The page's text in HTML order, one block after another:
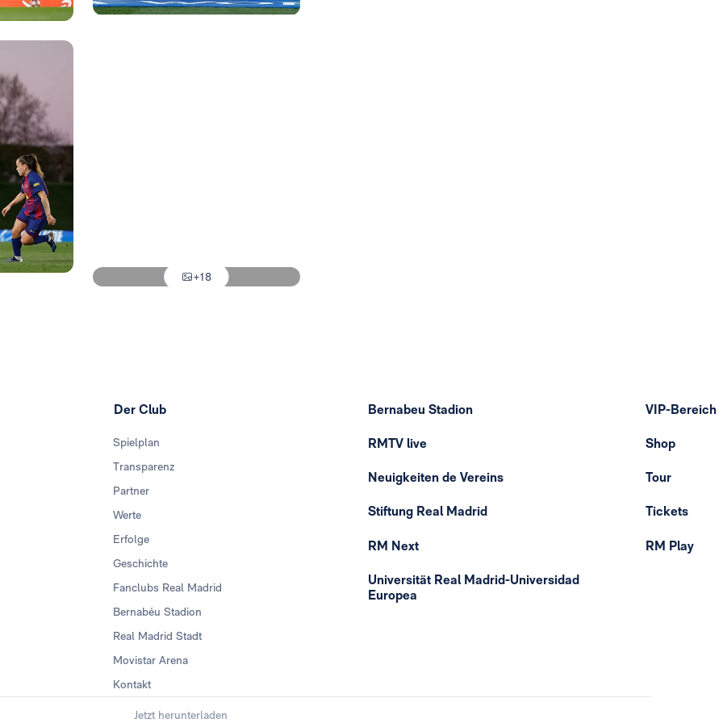
+18
Der Club
Spielplan
Transparenz
Partner
Werte
Erfolge
Geschichte
Fanclubs Real Madrid
Bernabéu Stadion
Real Madrid Stadt
Movistar Arena
Kontakt
Bernabeu Stadion
RMTV live
Neuigkeiten de Vereins
Stiftung Real Madrid
RM Next
Universität Real Madrid-Universidad
Europea
VIP-Bereich
Shop
Tour
Tickets
RM Play
Jetzt herunterladen